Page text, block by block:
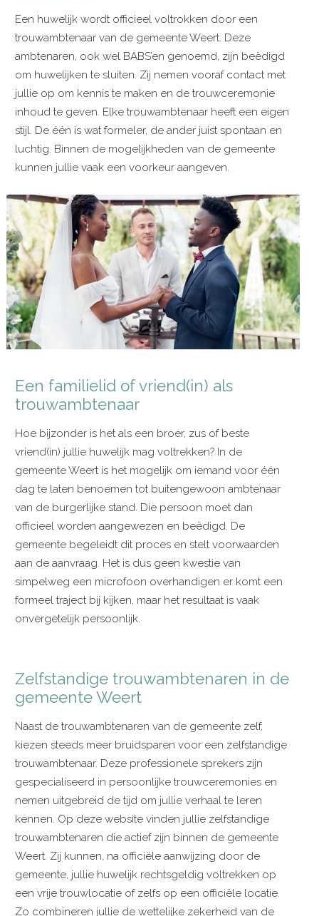
Een huwelijk wordt officieel voltrokken door een
trouwambtenaar van de gemeente Weert. Deze
ambtenaren, ook wel BABS’en genoemd, zijn beëdigd
om huwelijken te sluiten. Zij nemen vooraf contact met
jullie op om kennis te maken en de trouwceremonie
inhoud te geven. Elke trouwambtenaar heeft een eigen
stijl. De één is wat formeler, de ander juist spontaan en
luchtig. Binnen de mogelijkheden van de gemeente
kunnen jullie vaak een voorkeur aangeven.
Een familielid of vriend(in) als
trouwambtenaar
Hoe bijzonder is het als een broer, zus of beste
vriend(in) jullie huwelijk mag voltrekken? In de
gemeente Weert is het mogelijk om iemand voor één
dag te laten benoemen tot buitengewoon ambtenaar
van de burgerlijke stand. Die persoon moet dan
officieel worden aangewezen en beëdigd. De
gemeente begeleidt dit proces en stelt voorwaarden
aan de aanvraag. Het is dus geen kwestie van
simpelweg een microfoon overhandigen er komt een
formeel traject bij kijken, maar het resultaat is vaak
onvergetelijk persoonlijk.
Zelfstandige trouwambtenaren in de
gemeente Weert
Naast de trouwambtenaren van de gemeente zelf,
kiezen steeds meer bruidsparen voor een zelfstandige
trouwambtenaar. Deze professionele sprekers zijn
gespecialiseerd in persoonlijke trouwceremonies en
nemen uitgebreid de tijd om jullie verhaal te leren
kennen. Op deze website vinden jullie zelfstandige
trouwambtenaren die actief zijn binnen de gemeente
Weert. Zij kunnen, na officiële aanwijzing door de
gemeente, jullie huwelijk rechtsgeldig voltrekken op
een vrije trouwlocatie of zelfs op een officiële locatie.
Zo combineren jullie de wettelijke zekerheid van de